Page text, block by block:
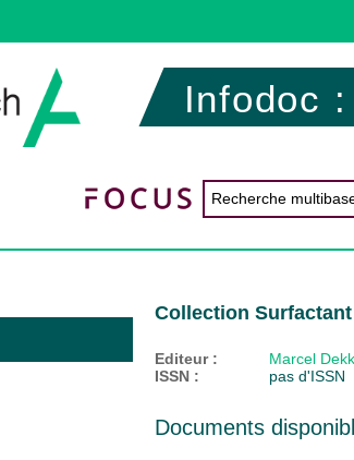
Infodoc
Collection
Editeur :
Marcel
ISSN :
pas d'ISSN
Documents